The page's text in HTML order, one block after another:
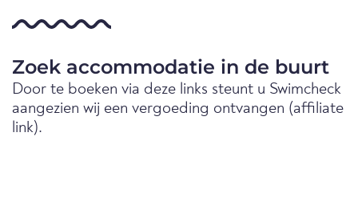
Zoek accommodatie in de buurt
Door te boeken via deze links steunt u Swimcheck
aangezien wij een vergoeding ontvangen (affiliate
link).